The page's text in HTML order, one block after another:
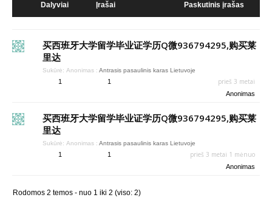
Dalyviai Įrašai Paskutinis įrašas
买西班牙大学留学毕业证学历Q微936794295,购买莱
里达
Sukūrė: Anonimas : Antrasis pasaulinis karas Lietuvoje
1 1 prieš 3 metai
Anonimas
买西班牙大学留学毕业证学历Q微936794295,购买莱
里达
Sukūrė: Anonimas : Antrasis pasaulinis karas Lietuvoje
1 1 prieš 3 metai 1 mėnuo
Anonimas
Rodomos 2 temos - nuo 1 iki 2 (viso: 2)